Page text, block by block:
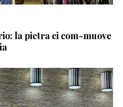
la pietra ci com-muove